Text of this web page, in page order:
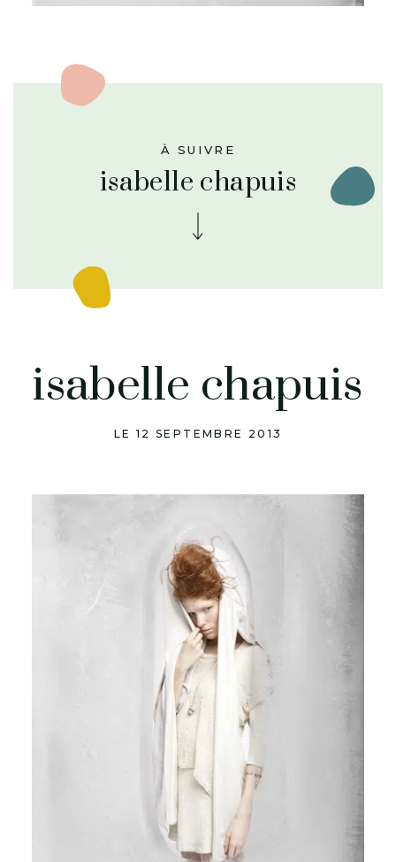
À SUIVRE
isabelle chapuis
isabelle chapuis
LE 12 SEPTEMBRE 2013